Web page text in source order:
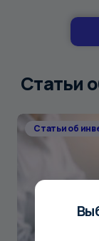
Статьи
Статьи об